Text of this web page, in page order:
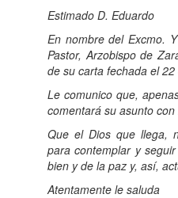
Estimado D. Eduardo
En nombre del Excmo.
Pastor, Arzobispo de
de su carta fechada el
Le comunico que,
comentará su asunto
Que el Dios que llega,
para contemplar y
bien y de la paz y, así,
Atentamente le saluda